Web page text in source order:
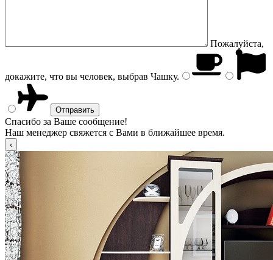
Пожалуйста,
докажите, что вы человек, выбрав Чашку.
Спасибо за Ваше сообщение!
Наш менеджер свяжется с Вами в ближайшее время.